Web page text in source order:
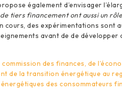
également d’envisager
tiers financement ont aussi un
cours, des expérimentations sont
avant de de développer
des finances, de
de la transition énergétique au
des consommateurs